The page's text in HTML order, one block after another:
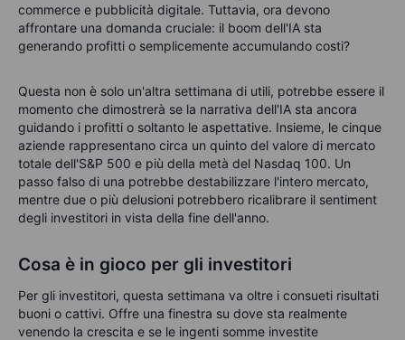
commerce e pubblicità digitale. Tuttavia, ora devono
affrontare una domanda cruciale: il boom dell'IA sta
generando profitti o semplicemente accumulando costi?
Questa non è solo un'altra settimana di utili, potrebbe essere il
momento che dimostrerà se la narrativa dell'IA sta ancora
guidando i profitti o soltanto le aspettative. Insieme, le cinque
aziende rappresentano circa un quinto del valore di mercato
totale dell'S&P 500 e più della metà del Nasdaq 100. Un
passo falso di una potrebbe destabilizzare l'intero mercato,
mentre due o più delusioni potrebbero ricalibrare il sentiment
degli investitori in vista della fine dell'anno.
Cosa è in gioco per gli investitori
Per gli investitori, questa settimana va oltre i consueti risultati
buoni o cattivi. Offre una finestra su dove sta realmente
venendo la crescita e se le ingenti somme investite